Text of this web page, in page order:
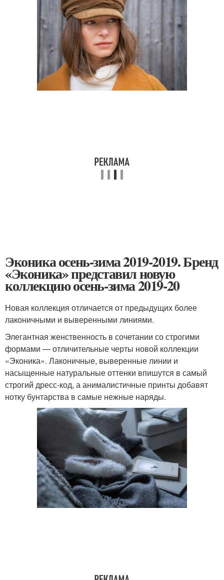
Эконика осень-зима 2019-2019. Бренд
«Эконика» представил новую
коллекцию осень-зима 2019-20
Новая коллекция отличается от предыдущих более
лаконичными и выверенными линиями.
Элегантная женственность в сочетании со строгими
формами — отличительные черты новой коллекции
«Эконика». Лаконичные, выверенные линии и
насыщенные натуральные оттенки впишутся в самый
строгий дресс-код, а анималистичные принты добавят
нотку бунтарства в самые нежные наряды.